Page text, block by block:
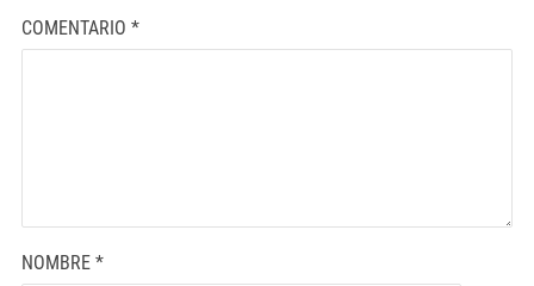
COMENTARIO *
NOMBRE *